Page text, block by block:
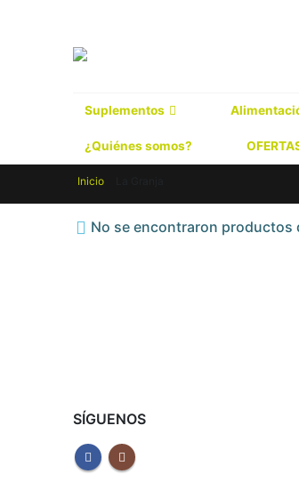
Suplementos
¿Quiénes somos?
Inicio
No se encontraron productos
out of 5
7,49€
SÍGUENOS